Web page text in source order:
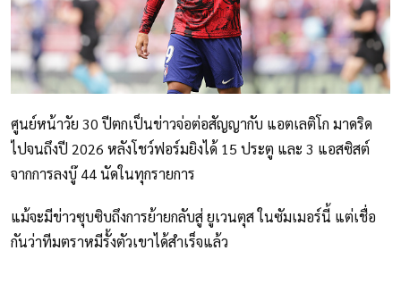
ศูนย์หน้าวัย 30 ปีตกเป็นข่าวจ่อต่อสัญญากับ แอตเลติโก มาดริด
ไปจนถึงปี 2026 หลังโชว์ฟอร์มยิงได้ 15 ประตู และ 3 แอสซิสต์
จากการลงบู๊ 44 นัดในทุกรายการ
แม้จะมีข่าวซุบซิบถึงการย้ายกลับสู่ ยูเวนตุส ในซัมเมอร์นี้ แต่เชื่อ
กันว่าทีมตราหมีรั้งตัวเขาได้สำเร็จแล้ว